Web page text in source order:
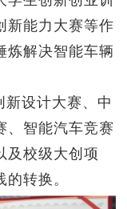
新能力大赛等作
炼解决智能车辆
设计大赛、中
、智能汽车竞赛
及校级大创项
转换。